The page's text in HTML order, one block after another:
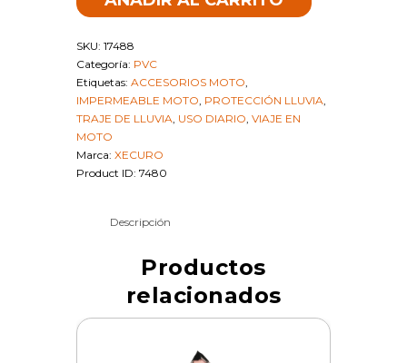
IMPERMEABLES-
CON
ZAPATO
ROSADO
L
SKU
17488
cantidad
SKU: 17488
Categoría: PVC
Etiquetas: ACCESORIOS MOTO
IMPERMEABLE MOTO PROTECCIÓN LLUVIA
TRAJE DE LLUVIA USO DIARIO VIAJE EN
MOTO
Marca: XECURO
Product ID: 7480
Descripción
Productos
relacionados